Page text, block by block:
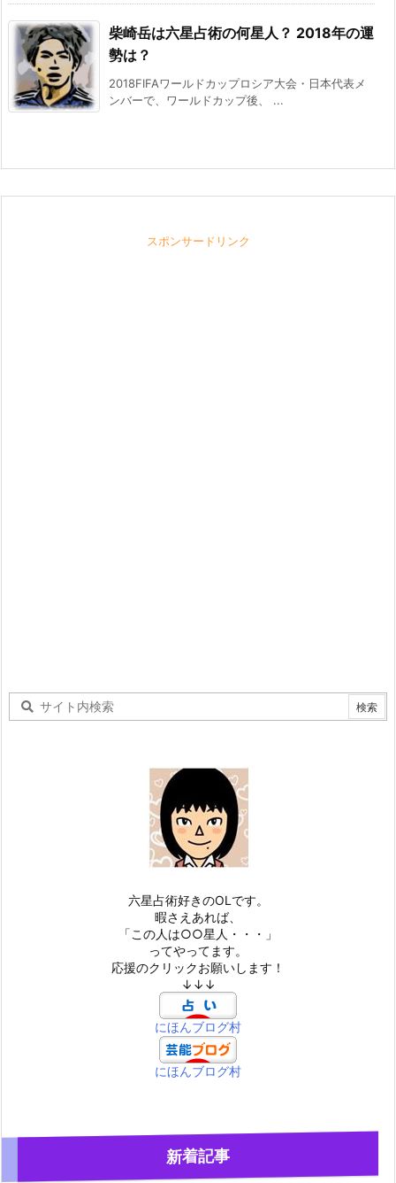
柴崎岳は六星占術の何星人？ 2018年の運
勢は？
2018FIFAワールドカップロシア大会・日本代表メ
ンバーで、ワールドカップ後、 ...
スポンサードリンク
六星占術好きのOLです。
暇さえあれば、
「この人は○○星人・・・」
ってやってます。
応援のクリックお願いします！
↓↓↓
にほんブログ村
にほんブログ村
新着記事